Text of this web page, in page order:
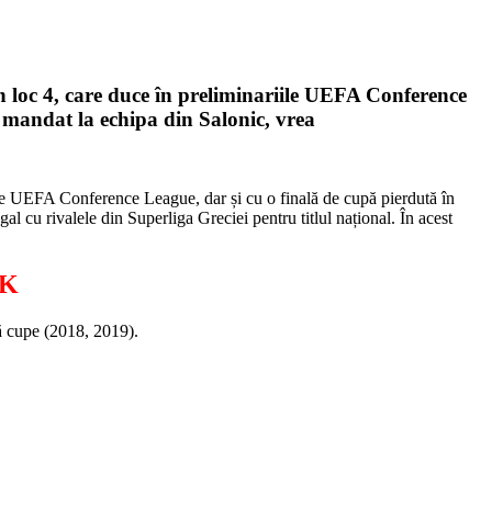
4, care duce în preliminariile UEFA Conference
la echipa din Salonic, vrea
Conference League, dar și cu o finală de cupă pierdută în
cu rivalele din Superliga Greciei pentru titlul național. În acest
cupe (2018, 2019).